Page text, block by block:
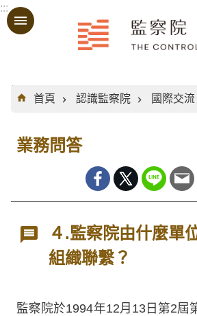
跳到主要內容區塊
:::
:::
首頁
認識監察院 國際交流
業務問答
４.監察院由什麼單
組織聯繫？
監察院於1994年12月13日第2屆